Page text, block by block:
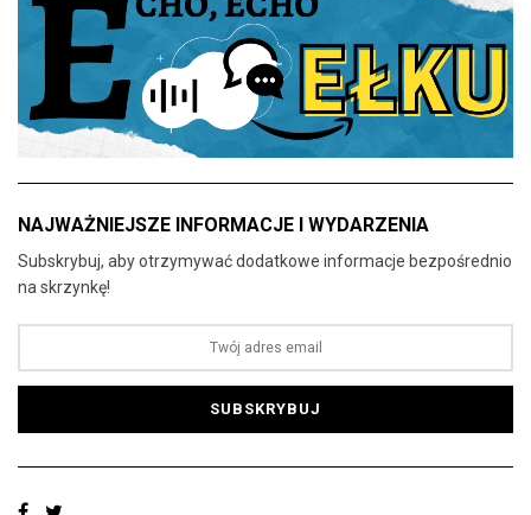
NAJWAŻNIEJSZE INFORMACJE I WYDARZENIA
Subskrybuj, aby otrzymywać dodatkowe informacje bezpośrednio
na skrzynkę!